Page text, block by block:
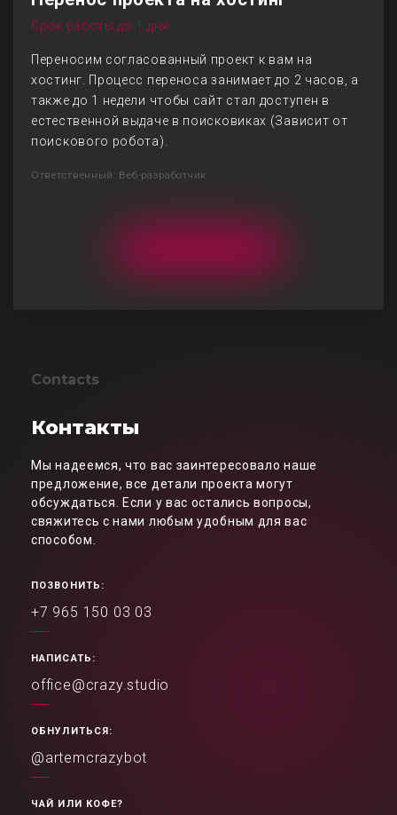
Срок работы до 1 дня
Переносим согласованный проект к вам на
хостинг. Процесс переноса занимает до 2 часов, а
также до 1 недели чтобы сайт стал доступен в
естественной выдаче в поисковиках (Зависит от
поискового робота).
Ответственный: Веб-разработчик
Contacts
Контакты
Мы надеемся, что вас заинтересовало наше
предложение, все детали проекта могут
обсуждаться. Если у вас остались вопросы,
свяжитесь с нами любым удобным для вас
способом.
ПОЗВОНИТЬ:
+7 965 150 03 03
НАПИСАТЬ:
office@crazy.studio
ОБНУЛИТЬСЯ:
@artemcrazybot
ЧАЙ ИЛИ КОФЕ?